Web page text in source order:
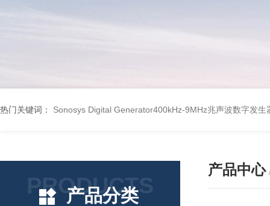
热门关键词： Sonosys Digital Generator400kHz-9MHz兆声波数字发生
PRODUCTS
产品分类
产品中心